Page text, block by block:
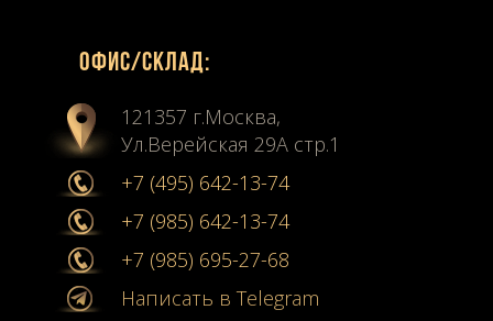
Офиc/склад:
121357 г.Москва,
Ул.Верейская 29А стр.1
+7 (495) 642-13-74
+7 (985) 642-13-74
+7 (985) 695-27-68
Написать в Telegram